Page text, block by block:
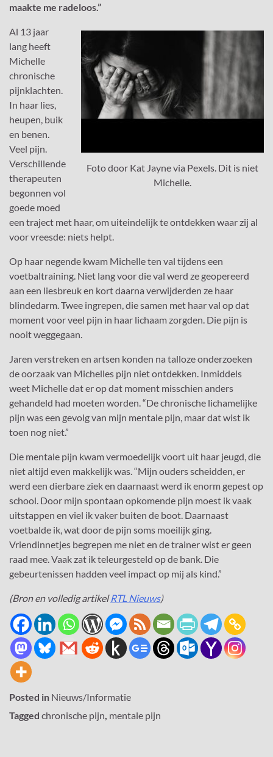
maakte me radeloos.”
Foto door Kat Jayne via Pexels. Dit is niet
Michelle.
Al 13 jaar
lang heeft
Michelle
chronische
pijnklachten.
In haar lies,
heupen, buik
en benen.
Veel pijn.
Verschillende
therapeuten
begonnen vol
goede moed
een traject met haar, om uiteindelijk te ontdekken waar zij al
voor vreesde: niets helpt.
Op haar negende kwam Michelle ten val tijdens een
voetbaltraining. Niet lang voor die val werd ze geopereerd
aan een liesbreuk en kort daarna verwijderden ze haar
blindedarm. Twee ingrepen, die samen met haar val op dat
moment voor veel pijn in haar lichaam zorgden. Die pijn is
nooit weggegaan.
Jaren verstreken en artsen konden na talloze onderzoeken
de oorzaak van Michelles pijn niet ontdekken. Inmiddels
weet Michelle dat er op dat moment misschien anders
gehandeld had moeten worden. “De chronische lichamelijke
pijn was een gevolg van mijn mentale pijn, maar dat wist ik
toen nog niet.”
Die mentale pijn kwam vermoedelijk voort uit haar jeugd, die
niet altijd even makkelijk was. “Mijn ouders scheidden, er
werd een dierbare ziek en daarnaast werd ik enorm gepest op
school. Door mijn spontaan opkomende pijn moest ik vaak
uitstappen en viel ik vaker buiten de boot. Daarnaast
voetbalde ik, wat door de pijn soms moeilijk ging.
Vriendinnetjes begrepen me niet en de trainer wist er geen
raad mee. Vaak zat ik teleurgesteld op de bank. Die
gebeurtenissen hadden veel impact op mij als kind.”
(Bron en volledig artikelRTL Nieuws)
Posted in Nieuws/Informatie
Tagged chronische pijn mentale pijn